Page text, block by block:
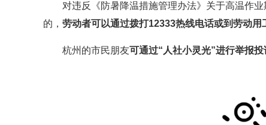
对违反《防暑降温措施管理办法》关于高温作
的， 劳动者可以通过拨打12333热线电话或到劳动用
杭州的市民朋友可通过“人社小灵光”进行举报投